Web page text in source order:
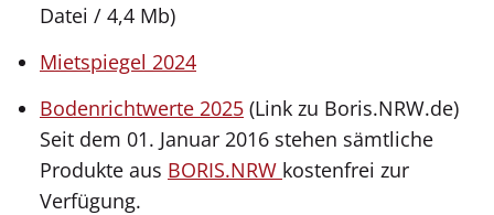
Datei / 4,4 Mb)
Mietspiegel 2024
Bodenrichtwerte 2025 (Link zu Boris.NRW.de)
Seit dem 01. Januar 2016 stehen sämtliche
Produkte aus BORIS.NRW kostenfrei zur
Verfügung.